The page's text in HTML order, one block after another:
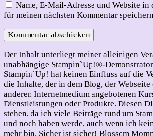
Name, E-Mail-Adresse und Website in
für meinen nächsten Kommentar
Der Inhalt unterliegt meiner alleinigen
unabhängige Stampin`Up!®-
Stampin`Up! hat keinen Einfluss auf die
die Inhalte, der in dem Blog, der Webseite
anderen Internetmedium angebotenen
Dienstleistungen oder Produkte. Diesen
stehen, da ich viele Beiträge rund um
und noch haben werde, auch wenn ich
mehr bin. Sicher ist sicher! Blossom